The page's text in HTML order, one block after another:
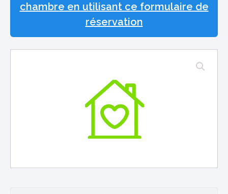
chambre en utilisant ce formulaire de
réservation